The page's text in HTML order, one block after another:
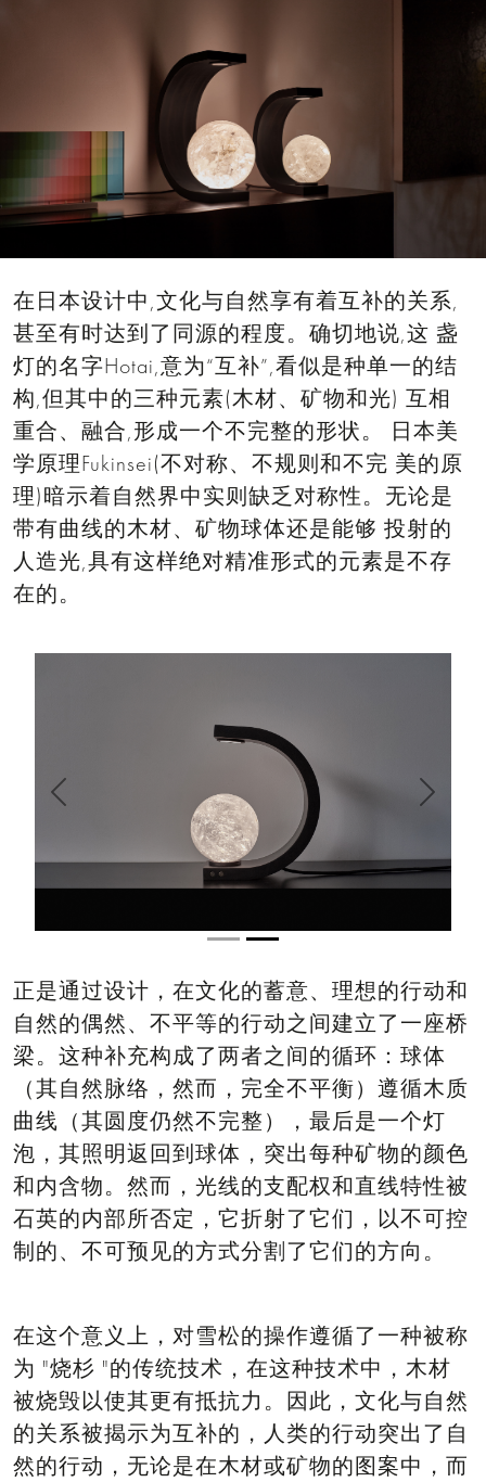
在日本设计中,文化与自然享有着互补的关系,
甚至有时达到了同源的程度。确切地说,这 盏
灯的名字Hotai,意为“互补”,看似是种单一的结
构,但其中的三种元素(木材、矿物和光) 互相
重合、融合,形成一个不完整的形状。 日本美
学原理Fukinsei(不对称、不规则和不完 美的原
理)暗示着自然界中实则缺乏对称性。无论是
带有曲线的木材、矿物球体还是能够 投射的
人造光,具有这样绝对精准形式的元素是不存
在的。
Anterior
正是通过设计，在文化的蓄意、理想的行动和
自然的偶然、不平等的行动之间建立了一座桥
梁。这种补充构成了两者之间的循环：球体
（其自然脉络，然而，完全不平衡）遵循木质
曲线（其圆度仍然不完整），最后是一个灯
泡，其照明返回到球体，突出每种矿物的颜色
和内含物。然而，光线的支配权和直线特性被
石英的内部所否定，它折射了它们，以不可控
制的、不可预见的方式分割了它们的方向。
在这个意义上，对雪松的操作遵循了一种被称
为 "烧杉 "的传统技术，在这种技术中，木材
被烧毁以使其更有抵抗力。因此，文化与自然
的关系被揭示为互补的，人类的行动突出了自
然的行动，无论是在木材或矿物的图案中，而